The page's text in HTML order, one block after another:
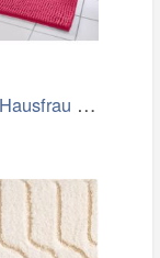
Die moderne Hausfrau Koupelnová…